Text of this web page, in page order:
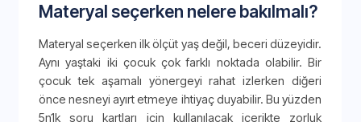
Materyal seçerken nelere bakılmalı?
Materyal seçerken ilk ölçüt yaş değil, beceri düzeyidir.
Aynı yaştaki iki çocuk çok farklı noktada olabilir. Bir
çocuk tek aşamalı yönergeyi rahat izlerken diğeri
önce nesneyi ayırt etmeye ihtiyaç duyabilir. Bu yüzden
5n1k soru kartları için kullanılacak içerikte zorluk